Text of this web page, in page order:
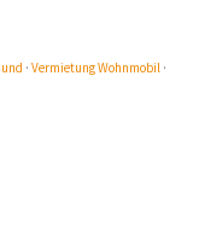
· Vermietung Wohnmobil ·